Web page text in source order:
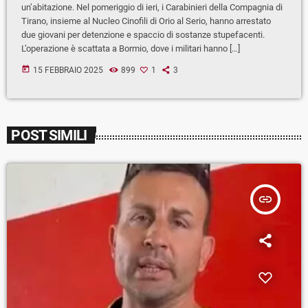
un’abitazione. Nel pomeriggio di ieri, i Carabinieri della Compagnia di
Tirano, insieme al Nucleo Cinofili di Orio al Serio, hanno arrestato
due giovani per detenzione e spaccio di sostanze stupefacenti.
L’operazione è scattata a Bormio, dove i militari hanno […]
today 15 FEBBRAIO 2025 899 1 3
POST SIMILI
insert_link